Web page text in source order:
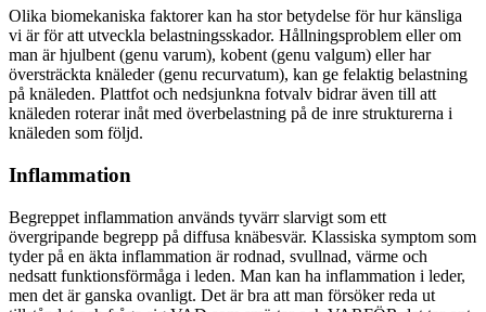
Olika biomekaniska faktorer kan ha stor betydelse för hur känsliga
vi är för att utveckla belastningsskador. Hållningsproblem eller om
man är hjulbent (genu varum), kobent (genu valgum) eller har
översträckta knäleder (genu recurvatum), kan ge felaktig belastning
på knäleden. Plattfot och nedsjunkna fotvalv bidrar även till att
knäleden roterar inåt med överbelastning på de inre strukturerna i
knäleden som följd.
Inflammation
Begreppet inflammation används tyvärr slarvigt som ett
övergripande begrepp på diffusa knäbesvär. Klassiska symptom som
tyder på en äkta inflammation är rodnad, svullnad, värme och
nedsatt funktionsförmåga i leden. Man kan ha inflammation i leder,
men det är ganska ovanligt. Det är bra att man försöker reda ut